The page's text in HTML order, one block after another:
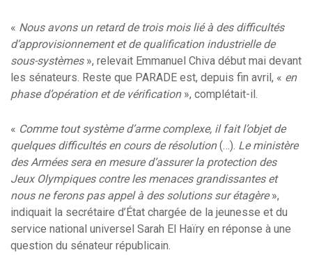
« Nous avons un retard de trois mois lié à des difficultés
d’approvisionnement et de qualification industrielle de
sous-systèmes», relevait Emmanuel Chiva début mai devant
les sénateurs. Reste que PARADE est, depuis fin avril, « en
phase d’opération et de vérification», complétait-il.
« Comme tout système d’arme complexe, il fait l’objet de
quelques difficultés en cours de résolution(…). Le ministère
des Armées sera en mesure d’assurer la protection des
Jeux Olympiques contre les menaces grandissantes et
nous ne ferons pas appel à des solutions sur étagère»,
indiquait la secrétaire d’État chargée de la jeunesse et du
service national universel Sarah El Haïry en réponse à une
question du sénateur républicain.